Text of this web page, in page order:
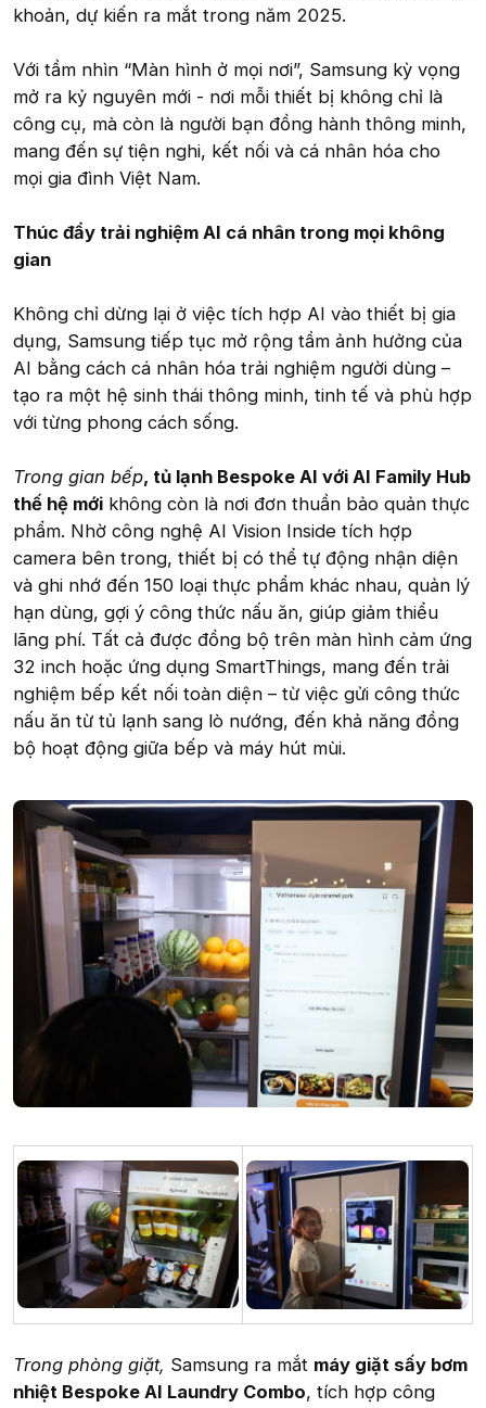
khoản, dự kiến ra mắt trong năm 2025.
Với tầm nhìn “Màn hình ở mọi nơi”, Samsung kỳ vọng
mở ra kỷ nguyên mới - nơi mỗi thiết bị không chỉ là
công cụ, mà còn là người bạn đồng hành thông minh,
mang đến sự tiện nghi, kết nối và cá nhân hóa cho
mọi gia đình Việt Nam.
Thúc đẩy trải nghiệm AI cá nhân trong mọi không
gian
Không chỉ dừng lại ở việc tích hợp AI vào thiết bị gia
dụng, Samsung tiếp tục mở rộng tầm ảnh hưởng của
AI bằng cách cá nhân hóa trải nghiệm người dùng –
tạo ra một hệ sinh thái thông minh, tinh tế và phù hợp
với từng phong cách sống.
Trong gian bếp, tủ lạnh Bespoke AI với AI Family Hub
thế hệ mới không còn là nơi đơn thuần bảo quản thực
phẩm. Nhờ công nghệ AI Vision Inside tích hợp
camera bên trong, thiết bị có thể tự động nhận diện
và ghi nhớ đến 150 loại thực phẩm khác nhau, quản lý
hạn dùng, gợi ý công thức nấu ăn, giúp giảm thiểu
lãng phí. Tất cả được đồng bộ trên màn hình cảm ứng
32 inch hoặc ứng dụng SmartThings, mang đến trải
nghiệm bếp kết nối toàn diện – từ việc gửi công thức
nấu ăn từ tủ lạnh sang lò nướng, đến khả năng đồng
bộ hoạt động giữa bếp và máy hút mùi.
Trong phòng giặt, Samsung ra mắt máy giặt sấy bơm
nhiệt Bespoke AI Laundry Combo, tích hợp công